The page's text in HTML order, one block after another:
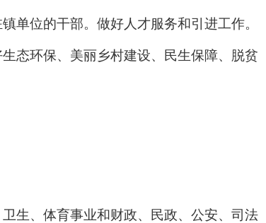
单位的干部。做好人才服务和引进工作。
态环保、美丽乡村建设、民生保障、脱贫
生、体育事业和财政、民政、公安、司法